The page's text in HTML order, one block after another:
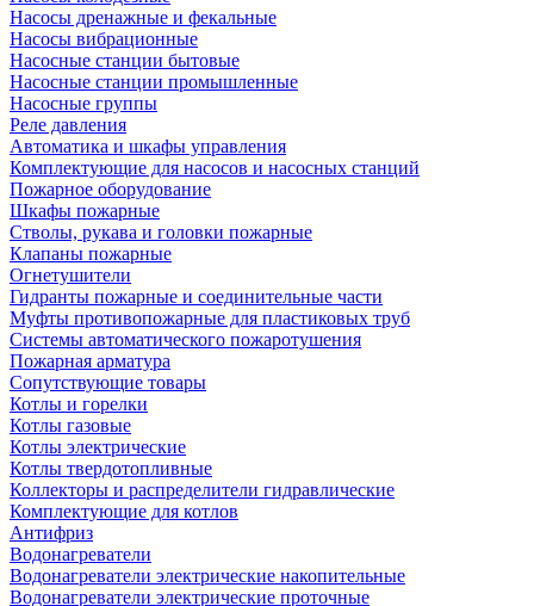
Насосы дренажные и фекальные
Насосы вибрационные
Насосные станции бытовые
Насосные станции промышленные
Насосные группы
Реле давления
Автоматика и шкафы управления
Комплектующие для насосов и насосных станций
Пожарное оборудование
Шкафы пожарные
Стволы, рукава и головки пожарные
Клапаны пожарные
Огнетушители
Гидранты пожарные и соединительные части
Муфты противопожарные для пластиковых труб
Системы автоматического пожаротушения
Пожарная арматура
Сопутствующие товары
Котлы и горелки
Котлы газовые
Котлы электрические
Котлы твердотопливные
Коллекторы и распределители гидравлические
Комплектующие для котлов
Антифриз
Водонагреватели
Водонагреватели электрические накопительные
Водонагреватели электрические проточные